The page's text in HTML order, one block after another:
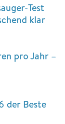
Test
klar
pro Jahr –
der Beste